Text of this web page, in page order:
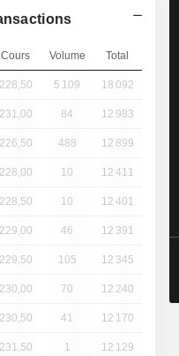
Cours Volume Total
228,50 5 109 18 092
231,00 84 12 983
226,50 488 12 899
228,00 10 12 411
228,50 10 12 401
229,00 46 12 391
229,50 105 12 345
230,00 70 12 240
230,50 41 12 170
231,50 1 12 129